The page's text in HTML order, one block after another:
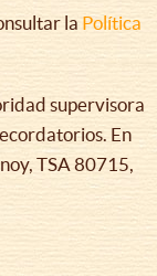
la Política
supervisora
En
TSA 80715,